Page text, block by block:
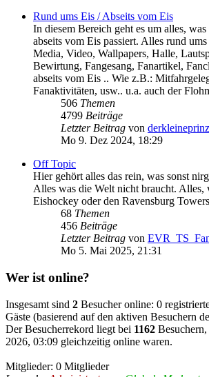
Rund ums Eis / Abseits vom Eis
In diesem Bereich geht es um alles,
abseits vom Eis passiert. Alles rund
Media, Video, Wallpapers, Halle,
Bewirtung, Fangesang, Fanartikel,
abseits vom Eis .. Wie z.B.:
Fanaktivitäten, usw.. u.a. auch der
506 Themen
4799 Beiträge
Letzter Beitrag von derkleineprinz
Mo 9. Dez 2024, 18:29
Off Topic
Hier gehört alles das rein, was sonst
Alles was die Welt nicht braucht. Alles,
Eishockey oder den Ravensburg
68 Themen
456 Beiträge
Letzter Beitrag von
Mo 5. Mai 2025, 21:31
Wer ist online?
Insgesamt sind 2 Besucher online: 0
Gäste (basierend auf den aktiven Besuchern
Der Besucherrekord liegt bei 1162
2026, 03:09 gleichzeitig online waren.
Mitglieder: 0 Mitglieder